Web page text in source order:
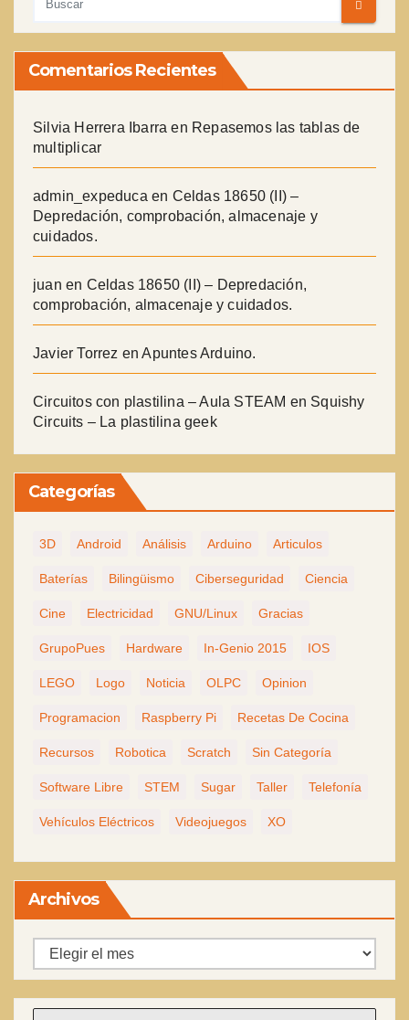
Comentarios Recientes
Silvia Herrera Ibarra en Repasemos las tablas de
multiplicar
admin_expeduca en Celdas 18650 (II) –
Depredación, comprobación, almacenaje y
cuidados.
juan en Celdas 18650 (II) – Depredación,
comprobación, almacenaje y cuidados.
Javier Torrez enApuntes Arduino.
Circuitos con plastilina – Aula STEAM en Squishy
Circuits – La plastilina geek
Categorías
3D Android Análisis Arduino Articulos
Baterías Bilingüismo Ciberseguridad Ciencia
Cine Electricidad GNU/Linux Gracias
GrupoPues Hardware In-Genio 2015 IOS
LEGO Logo Noticia OLPC Opinion
Programacion Raspberry Pi Recetas De Cocina
Recursos Robotica Scratch Sin Categoría
Software Libre STEM Sugar Taller Telefonía
Vehículos Eléctricos Videojuegos XO
Archivos
Archivos